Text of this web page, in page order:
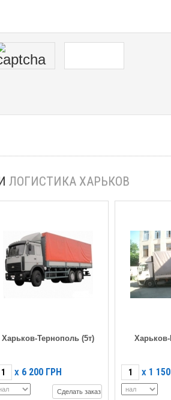
ЛОГИСТИКА ХАРЬКОВ
Харьков-Тернополь (5т)
X 6 200 ГРН
Сделать заказ
Харьков-
X 1 150